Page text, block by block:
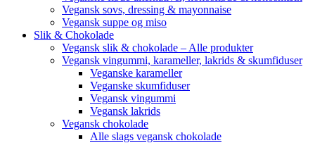
Vegansk sovs, dressing & mayonnaise
Vegansk suppe og miso
Slik & Chokolade
Vegansk slik & chokolade – Alle produkter
Vegansk vingummi, karameller, lakrids & skumfiduser
Veganske karameller
Veganske skumfiduser
Vegansk vingummi
Vegansk lakrids
Vegansk chokolade
Alle slags vegansk chokolade